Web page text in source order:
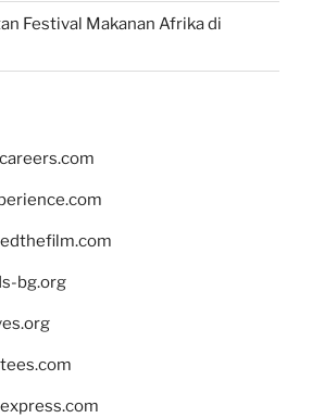
Festival Makanan Afrika di
bg.org